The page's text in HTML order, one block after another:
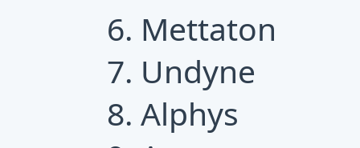
Mettaton
Undyne
Alphys